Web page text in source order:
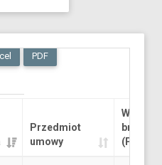
PDF
Przedmiot
umowy
Wartość
brutto
(PLN)